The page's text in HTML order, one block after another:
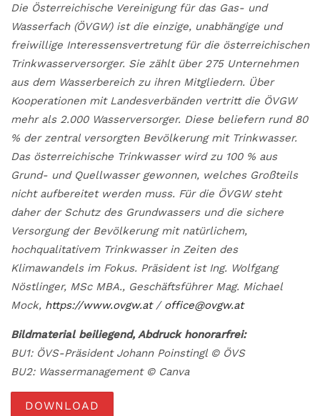
Die Österreichische Vereinigung für das Gas- und
Wasserfach (ÖVGW) ist die einzige, unabhängige und
freiwillige Interessensvertretung für die österreichischen
Trinkwasserversorger. Sie zählt über 275 Unternehmen
aus dem Wasserbereich zu ihren Mitgliedern. Über
Kooperationen mit Landesverbänden vertritt die ÖVGW
mehr als 2.000 Wasserversorger. Diese beliefern rund 80
% der zentral versorgten Bevölkerung mit Trinkwasser.
Das österreichische Trinkwasser wird zu 100 % aus
Grund- und Quellwasser gewonnen, welches Großteils
nicht aufbereitet werden muss. Für die ÖVGW steht
daher der Schutz des Grundwassers und die sichere
Versorgung der Bevölkerung mit natürlichem,
hochqualitativem Trinkwasser in Zeiten des
Klimawandels im Fokus. Präsident ist Ing. Wolfgang
Nöstlinger, MSc MBA., Geschäftsführer Mag. Michael
Mock, https://www.ovgw.at/ office@ovgw.at
Bildmaterial beiliegend, Abdruck honorarfrei:
BU1: ÖVS-Präsident Johann Poinstingl © ÖVS
BU2: Wassermanagement © Canva
DOWNLOAD